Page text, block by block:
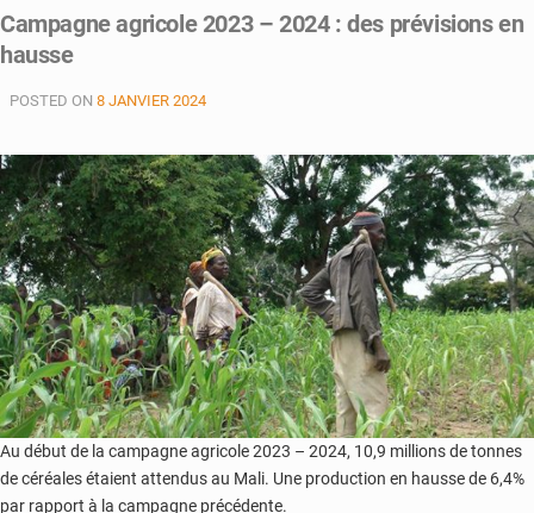
:
hausse
Campagne agricole 2023 – 2024 : des prévisions en
hausse
POSTED ON 8 JANVIER 2024
Au début de la campagne agricole 2023 – 2024, 10,9 millions de tonnes
de céréales étaient attendus au Mali. Une production en hausse de 6,4%
par rapport à la campagne précédente.